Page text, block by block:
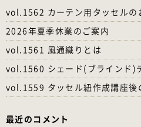
vol.1562 カーテン用タッセルの
2026年夏季休業のご案内
vol.1561 風通織りとは
vol.1560 シェード(ブラインド)
vol.1559 タッセル紐作成講座後
最近のコメント